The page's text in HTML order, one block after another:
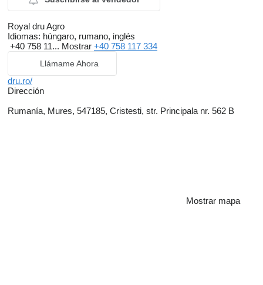
Royal dru Agro
Idiomas: húngaro, rumano, inglés
+40 758 11... Mostrar +40 758 117 334
Llámame Ahora
dru.ro/
Dirección
Rumanía, Mures, 547185, Cristesti, str. Principala nr. 562 B
Mostrar mapa